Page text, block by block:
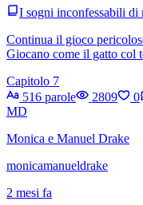
I sogni inconfessabili di
Continua il gioco
Giocano come il gatto col
Capitolo 7
516 parole
2809 0
MD
Monica e Manuel Drake
monicamanueldrake
2 mesi fa